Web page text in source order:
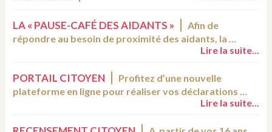
LA « PAUSE-CAFÉ DES AIDANTS »
Afin de
répondre au besoin de proximité des aidants, la …
Lire la suite...
PORTAIL CITOYEN
Profitez d’une nouvelle
plateforme en ligne pour réaliser vos déclarations …
Lire la suite...